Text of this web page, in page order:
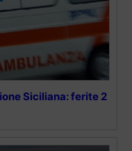
Siciliana: ferite 2